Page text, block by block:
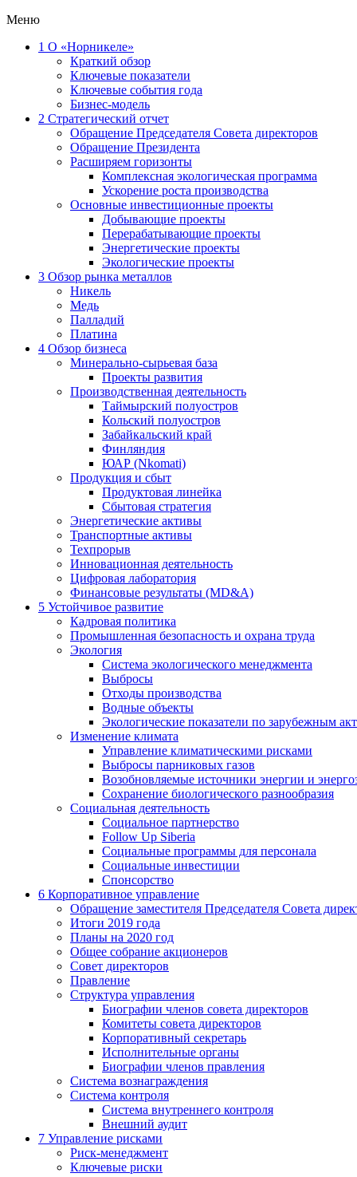
Меню
1 О «Норникеле»
Краткий обзор
Ключевые показатели
Ключевые события года
Бизнес-модель
2 Стратегический отчет
Обращение Председателя Совета директоров
Обращение Президента
Расширяем горизонты
Комплексная экологическая программа
Ускорение роста производства
Основные инвестиционные проекты
Добывающие проекты
Перерабатывающие проекты
Энергетические проекты
Экологические проекты
3 Обзор рынка металлов
Никель
Медь
Палладий
Платина
4 Обзор бизнеса
Минерально-сырьевая база
Проекты развития
Производственная деятельность
Таймырский полуостров
Кольский полуостров
Забайкальский край
Финляндия
ЮАР (Nkomati)
Продукция и сбыт
Продуктовая линейка
Сбытовая стратегия
Энергетические активы
Транспортные активы
Техпрорыв
Инновационная деятельность
Цифровая лаборатория
Финансовые результаты (MD&A)
5 Устойчивое развитие
Кадровая политика
Промышленная безопасность и охрана труда
Экология
Система экологического менеджмента
Выбросы
Отходы производства
Водные объекты
Экологические показатели по зарубежным
Изменение климата
Управление климатическими рисками
Выбросы парниковых газов
Возобновляемые источники энергии и
Сохранение биологического разнообразия
Социальная деятельность
Социальное партнерство
Follow Up Siberia
Социальные программы для персонала
Социальные инвестиции
Спонсорство
6 Корпоративное управление
Обращение заместителя Председателя Совета
Итоги 2019 года
Планы на 2020 год
Общее собрание акционеров
Совет директоров
Правление
Структура управления
Биографии членов совета директоров
Комитеты совета директоров
Корпоративный секретарь
Исполнительные органы
Биографии членов правления
Система вознаграждения
Система контроля
Система внутреннего контроля
Внешний аудит
7 Управление рисками
Риск-менеджмент
Ключевые риски